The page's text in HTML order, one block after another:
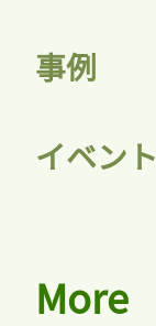
事例
イベント
More